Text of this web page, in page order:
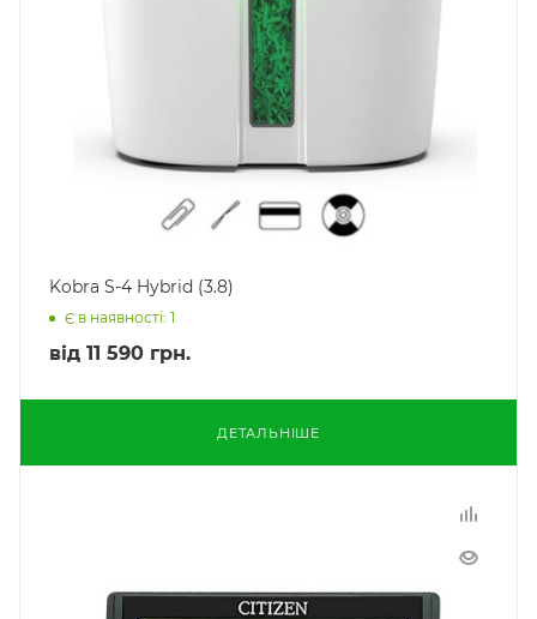
Kobra S-4 Hybrid (3.8)
Є в наявності: 1
від 11 590 грн.
ДЕТАЛЬНІШЕ